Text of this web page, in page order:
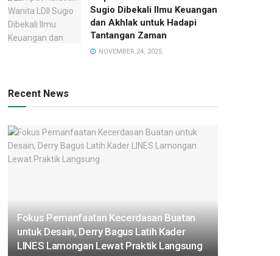
Sugio Dibekali Ilmu Keuangan
dan Akhlak untuk Hadapi
Tantangan Zaman
NOVEMBER 24, 2025
Recent News
Fokus Pemanfaatan Kecerdasan Buatan
untuk Desain, Derry Bagus Latih Kader
LINES Lamongan Lewat Praktik Langsung